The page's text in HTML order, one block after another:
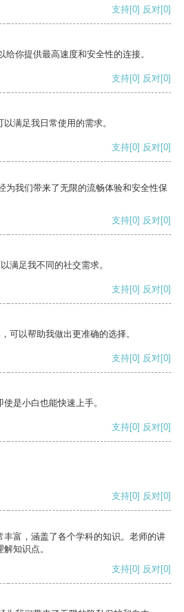
支持[0] 反对[0]
你提供最高速度和安全性的连接。
支持[0] 反对[0]
满足我日常使用的需求。
支持[0] 反对[0]
为我们带来了无限的流畅体验和安全性保
支持[0] 反对[0]
满足我不同的社交需求。
支持[0] 反对[0]
可以帮助我做出更准确的选择。
支持[0] 反对[0]
是小白也能快速上手。
支持[0] 反对[0]
支持[0] 反对[0]
富，涵盖了各个学科的知识。老师的讲
知识点。
支持[0] 反对[0]